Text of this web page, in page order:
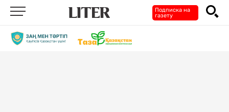
Подписка на
газету